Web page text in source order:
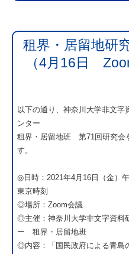
租界・居留地研
（4月16日
以下の通り、神奈川大学非文字
ンター
租界・居留地班 第71回研究会
す。
◎日時：2021年4月16日（金）
東京時刻
◎場所：Zoom会議
◎主催：神奈川大学非文字資料
ー 租界・居留地班
◎内容：「国民政府による青島